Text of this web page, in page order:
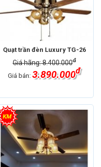
Quạt trần đèn Luxury TG-26
Giá hãng: 8.400.000đ
Giá bán:3.890.000đ